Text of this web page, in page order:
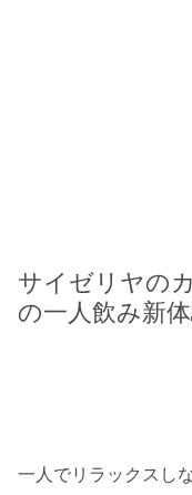
サイゼリヤの
の一人飲み新
一人でリラックスし